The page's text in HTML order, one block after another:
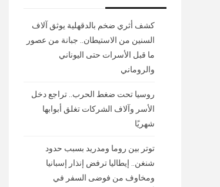
كشف أثري ضخم بالدقهلية يوثق آلاف
السنين من الاستيطان.. جبانة من عصور
ما قبل الأسرات حتى اليوناني
والروماني
روسيا تحت ضغط الحرب.. تراجع دخل
الأسر وآلاف الشركات تغلق أبوابها
شهريًا
توتر بين روما ومدريد بسبب حدود
شنغن.. إيطاليا ترفض إنذار إسبانيا
ومخاوف من فوضى السفر في